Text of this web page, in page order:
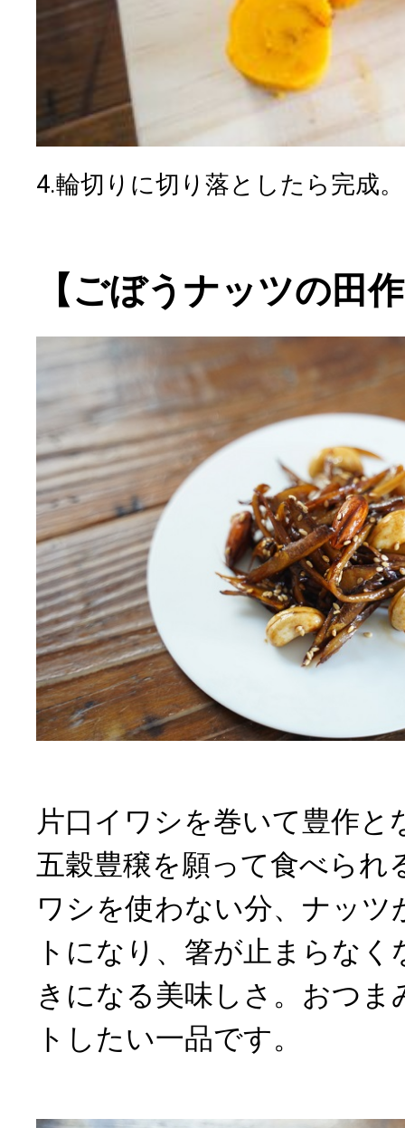
4.輪切りに切り落としたら完成。
【ごぼうナッツの田
片口イワシを巻いて豊作と
五穀豊穣を願って食べられ
ワシを使わない分、ナッツ
トになり、箸が止まらな
きになる美味しさ。おつ
トしたい一品です。